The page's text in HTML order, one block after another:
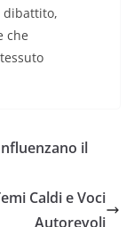
dibattito,
che
il
Caldi e Voci
Autorevoli